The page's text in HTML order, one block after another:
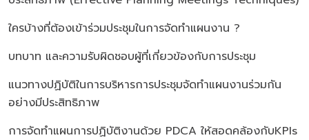
ใครบ้างที่ต้องเข้าร่วมประชุมในการจัดทำแผนงาน ?
บทบาท และความรับผิดชอบผู้ที่เกี่ยวข้องกับการประชุม
แนวทางปฏิบัติในการบริหารการประชุมจัดทำแผนงานร่วมกัน
อย่างมีประสิทธิภาพ
การจัดทำแผนการปฏิบัติงานด้วย PDCA ให้สอดคล้องกับKPIs